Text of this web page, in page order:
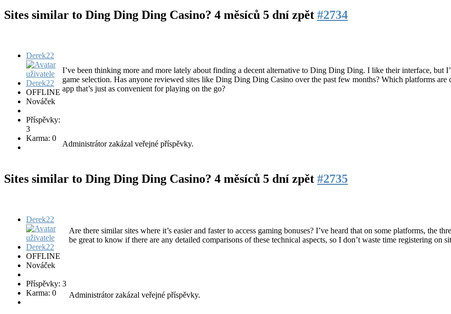
Sites similar to Ding Ding Ding Casino? 4 měsíců 5 dní zpět #2734
Derek22
OFFLINE
Nováček
Příspěvky:
3
Karma: 0
I’ve been thinking more and more lately about finding a decent alternative to Ding Ding Ding. I like their interface, but
game selection. Has anyone reviewed sites like Ding Ding Ding Casino over the past few months? Which platforms
app that’s just as convenient for playing on the go?
Administrátor zakázal veřejné příspěvky.
Sites similar to Ding Ding Ding Casino? 4 měsíců 5 dní zpět #2735
Derek22
OFFLINE
Nováček
Příspěvky: 3
Karma: 0
Are there similar sites where it’s easier and faster to access gaming bonuses? I’ve heard that on some platforms,
be great to know if there are any detailed comparisons of these technical aspects, so I don’t waste time registering on
Administrátor zakázal veřejné příspěvky.